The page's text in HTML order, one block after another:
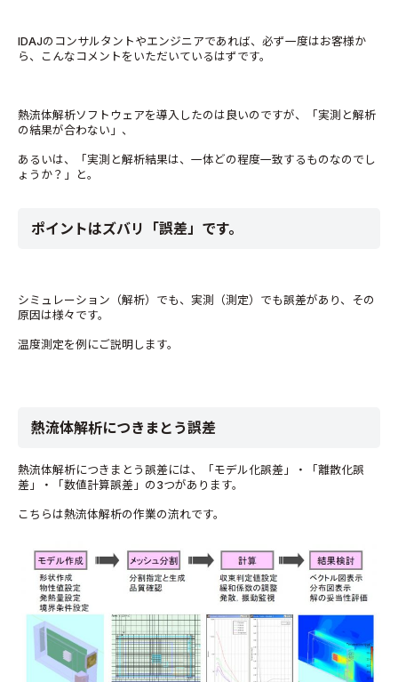
IDAJのコンサルタントやエンジニアであれば、必ず一度はお客様か
ら、こんなコメントをいただいているはずです。
熱流体解析ソフトウェアを導入したのは良いのですが、「実測と解析
の結果が合わない」、
あるいは、「実測と解析結果は、一体どの程度一致するものなのでし
ょうか？」と。
ポイントはズバリ「誤差」です。
シミュレーション（解析）でも、実測（測定）でも誤差があり、その
原因は様々です。
温度測定を例にご説明します。
熱流体解析につきまとう誤差
熱流体解析につきまとう誤差には、「モデル化誤差」・「離散化誤
差」・「数値計算誤差」の3つがあります。
こちらは熱流体解析の作業の流れです。